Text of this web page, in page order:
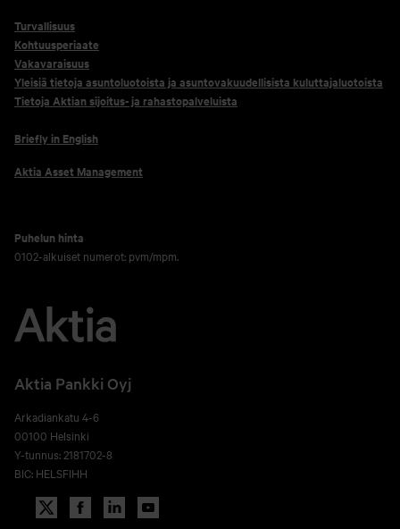
Turvallisuus
Kohtuusperiaate
Vakavaraisuus
Yleisiä tietoja asuntoluotoista ja asuntovakuudellisista kuluttajaluotoista
Tietoja Aktian sijoitus- ja rahastopalveluista
Briefly in English
Aktia Asset Management
Puhelun hinta
0102-alkuiset numerot: pvm/mpm.
Aktia Pankki Oyj
Arkadiankatu 4-6
00100 Helsinki
Y-tunnus: 2181702-8
BIC: HELSFIHH